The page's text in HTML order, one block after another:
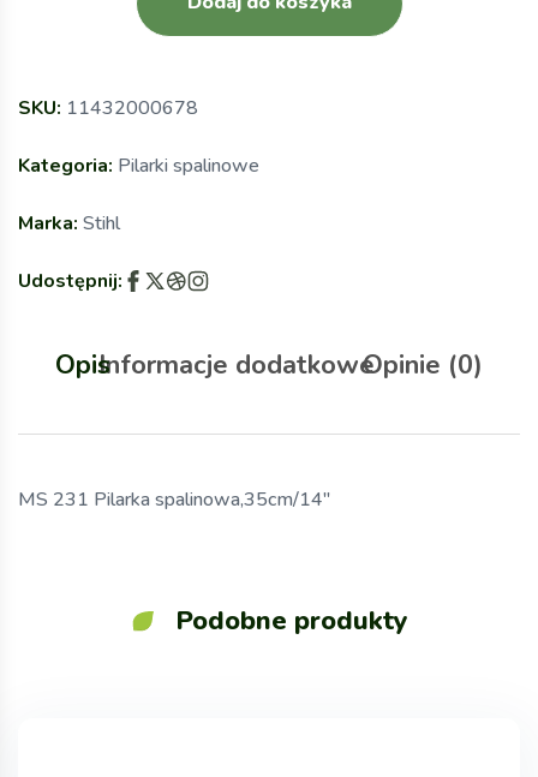
SKU: 11432000678
Kategoria: Pilarki spalinowe
Marka: Stihl
Udostępnij:
OpisInformacje dodatkoweOpinie (0)
MS 231 Pilarka spalinowa,35cm/14″
Podobne produkty